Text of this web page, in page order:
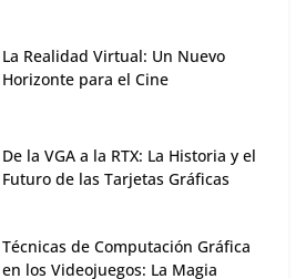
La Realidad Virtual: Un Nuevo
Horizonte para el Cine
De la VGA a la RTX: La Historia y el
Futuro de las Tarjetas Gráficas
Técnicas de Computación Gráfica
en los Videojuegos: La Magia